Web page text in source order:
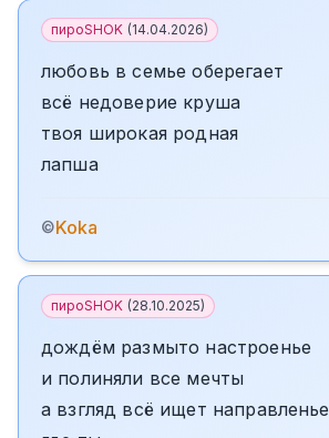
пироSHOK (14.04.2026)
любовь в семье оберегает
всё недоверие круша
твоя широкая родная
лапша
©Koka
пироSHOK (28.10.2025)
дождём размыто настроенье
и полиняли все мечты
а взгляд всё ищет направленье